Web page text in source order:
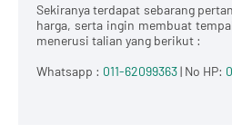
Sekiranya terdapat sebarang
harga, serta ingin membuat
menerusi talian yang berikut :
Whatsapp : 011-62099363| No HP: